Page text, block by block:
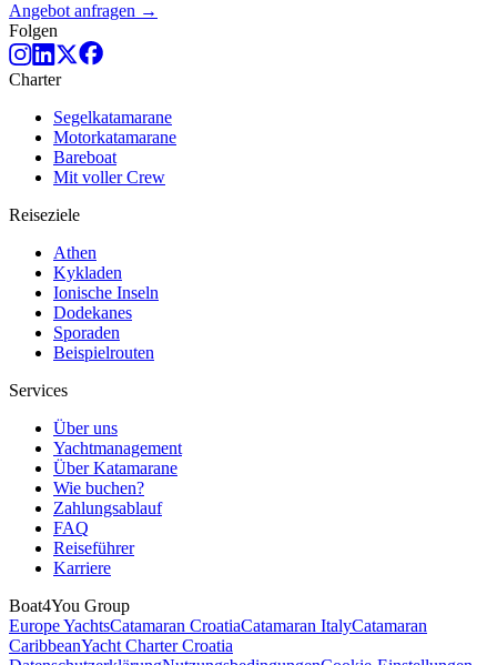
Angebot anfragen →
Folgen
Charter
Segelkatamarane
Motorkatamarane
Bareboat
Mit voller Crew
Reiseziele
Athen
Kykladen
Ionische Inseln
Dodekanes
Sporaden
Beispielrouten
Services
Über uns
Yachtmanagement
Über Katamarane
Wie buchen?
Zahlungsablauf
FAQ
Reiseführer
Karriere
Boat4You Group
Europe YachtsCatamaran CroatiaCatamaran ItalyCatamaran
CaribbeanYacht Charter Croatia